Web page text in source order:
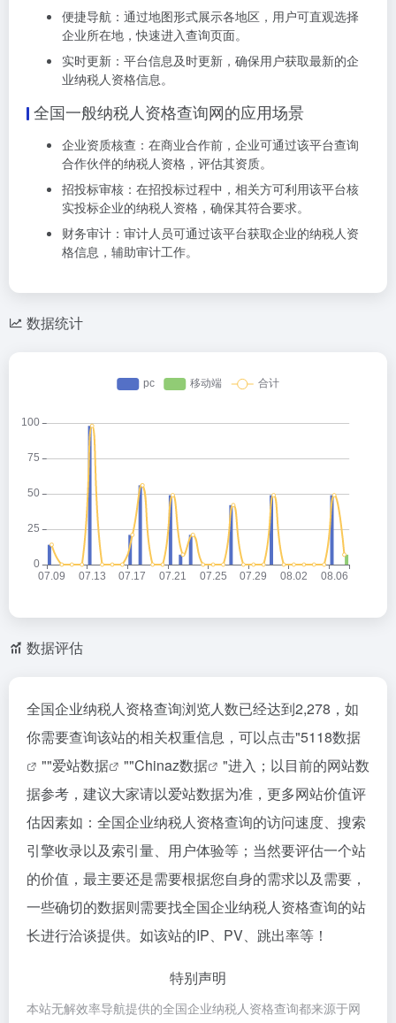
便捷导航：通过地图形式展示各地区，用户可直观选择
企业所在地，快速进入查询页面。
实时更新：平台信息及时更新，确保用户获取最新的企
业纳税人资格信息。
全国一般纳税人资格查询网的应用场景
企业资质核查：在商业合作前，企业可通过该平台查询
合作伙伴的纳税人资格，评估其资质。
招投标审核：在招投标过程中，相关方可利用该平台核
实投标企业的纳税人资格，确保其符合要求。
财务审计：审计人员可通过该平台获取企业的纳税人资
格信息，辅助审计工作。
数据统计
数据评估
全国企业纳税人资格查询浏览人数已经达到2,278，如
你需要查询该站的相关权重信息，可以点击"5118数据
""爱站数据 ""Chinaz数据
"进入；以目前的网站数
据参考，建议大家请以爱站数据为准，更多网站价值评
估因素如：全国企业纳税人资格查询的访问速度、搜索
引擎收录以及索引量、用户体验等；当然要评估一个站
的价值，最主要还是需要根据您自身的需求以及需要，
一些确切的数据则需要找全国企业纳税人资格查询的站
长进行洽谈提供。如该站的IP、PV、跳出率等！
特别声明
本站无解效率导航提供的全国企业纳税人资格查询都来源于网